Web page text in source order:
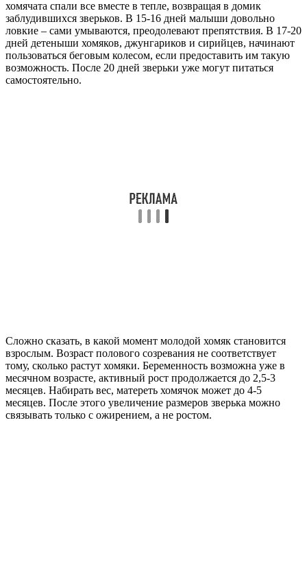
хомячата спали все вместе в тепле, возвращая в домик
заблудившихся зверьков. В 15-16 дней малыши довольно
ловкие – сами умываются, преодолевают препятствия. В 17-20
дней детеныши хомяков, джунгариков и сирийцев, начинают
пользоваться беговым колесом, если предоставить им такую
возможность. После 20 дней зверьки уже могут питаться
самостоятельно.
Сложно сказать, в какой момент молодой хомяк становится
взрослым. Возраст полового созревания не соответствует
тому, сколько растут хомяки. Беременность возможна уже в
месячном возрасте, активный рост продолжается до 2,5-3
месяцев. Набирать вес, матереть хомячок может до 4-5
месяцев. После этого увеличение размеров зверька можно
связывать только с ожирением, а не ростом.